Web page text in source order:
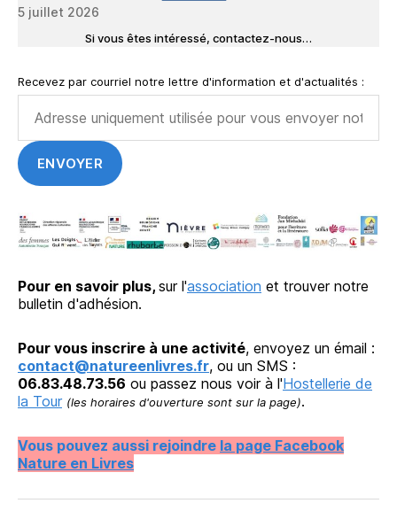
5 juillet 2026
Si vous êtes intéressé, contactez-nous…
Recevez par courriel notre lettre d'information et d'actualités :
Pour en savoir plus, sur l'association et trouver notre
bulletin d'adhésion.
Pour vous inscrire à une activité, envoyez un émail :
contact@natureenlivres.fr, ou un SMS :
06.83.48.73.56 ou passez nous voir à l'Hostellerie de
la Tour (les horaires d'ouverture sont sur la page).
Vous pouvez aussi rejoindre la page Facebook
Nature en Livres